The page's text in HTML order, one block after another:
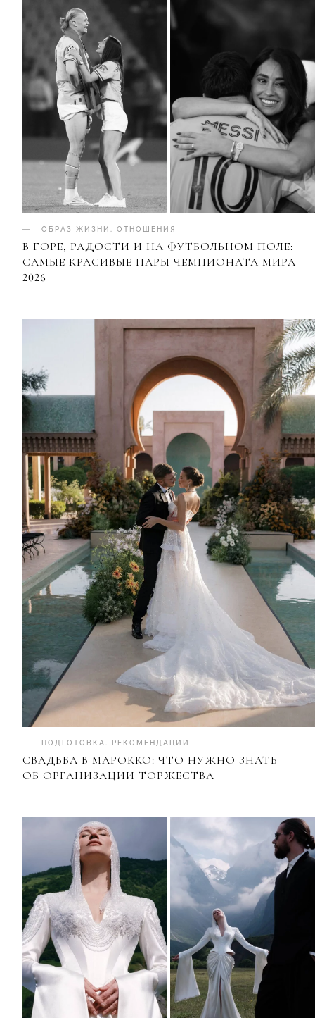
ОБРАЗ ЖИЗНИ ОТНОШЕНИЯ
В ГОРЕ, РАДОСТИ И НА ФУТБОЛЬНОМ ПОЛЕ:
САМЫЕ КРАСИВЫЕ ПАРЫ ЧЕМПИОНАТА МИРА
2026
ПОДГОТОВКА РЕКОМЕНДАЦИИ
СВАДЬБА В МАРОККО: ЧТО НУЖНО ЗНАТЬ
ОБ ОРГАНИЗАЦИИ ТОРЖЕСТВА